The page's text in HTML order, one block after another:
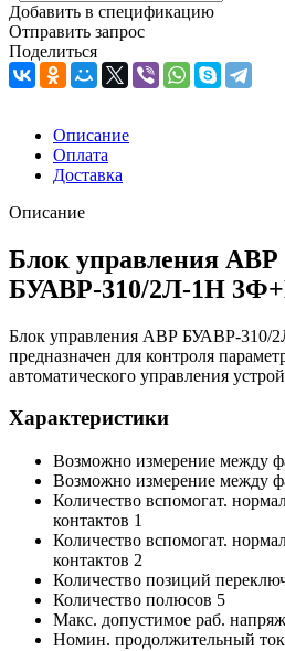
Добавить в спецификацию
Отправить запрос
Поделиться
Описание
Оплата
Доставка
Описание
Блок управления АВР
БУАВР-310/2Л-1Н
Блок управления АВР БУАВР-310/
предназначен для контроля
автоматического управления
Характеристики
Возможно измерение между
Возможно измерение между
Количество вспомогат.
контактов 1
Количество вспомогат.
контактов 2
Количество позиций
Количество полюсов 5
Макс. допустимое раб.
Номин. продолжительный